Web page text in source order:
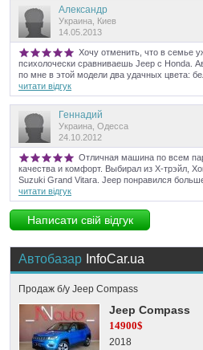
Александр
Украина, Киев
14.05.2013
Хочу отменить, что в семье
психолочески сравниваешь Jeep с Honda.
по мне в этой модели два удачных цвета:
читати відгук
Геннадий
Украина, Одесса
24.10.2012
Отличная машина по всем
качества и комфорт. Выбирал из Х-трэйл,
Suzuki Grand Vitara. Jeep понравился
читати відгук
Написати свій відгук
Автобазар InfoCar.ua
Продаж б/у Jeep Compass
Jeep Compass
14900$
2018